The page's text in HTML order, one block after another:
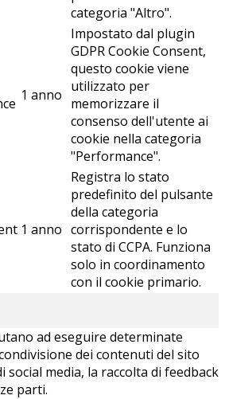
categoria "Altro".
1 anno
Impostato dal plugin
GDPR Cookie Consent,
questo cookie viene
utilizzato per
memorizzare il
consenso dell'utente ai
cookie nella categoria
"Performance".
1 anno
Registra lo stato
predefinito del pulsante
della categoria
corrispondente e lo
stato di CCPA. Funziona
solo in coordinamento
con il cookie primario.
ad eseguire determinate
dei contenuti del sito
media, la raccolta di feedback
parti.